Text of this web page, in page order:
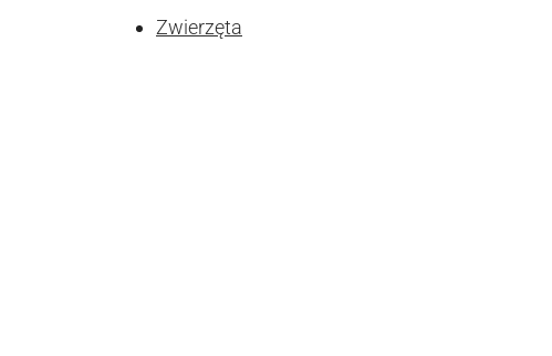
Zwierzęta